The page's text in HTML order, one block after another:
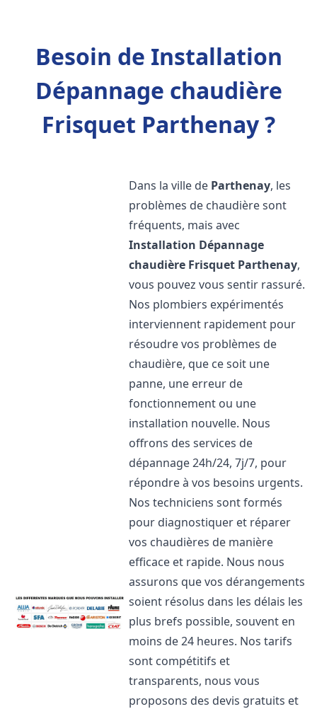
Besoin de Installation
Dépannage chaudière
Frisquet Parthenay ?
Dans la ville de Parthenay, les
problèmes de chaudière sont
fréquents, mais avec
Installation Dépannage
chaudière Frisquet Parthenay,
vous pouvez vous sentir rassuré.
Nos plombiers expérimentés
interviennent rapidement pour
résoudre vos problèmes de
chaudière, que ce soit une
panne, une erreur de
fonctionnement ou une
installation nouvelle. Nous
offrons des services de
dépannage 24h/24, 7j/7, pour
répondre à vos besoins urgents.
Nos techniciens sont formés
pour diagnostiquer et réparer
vos chaudières de manière
efficace et rapide. Nous nous
assurons que vos dérangements
soient résolus dans les délais les
plus brefs possible, souvent en
moins de 24 heures. Nos tarifs
sont compétitifs et
transparents, nous vous
proposons des devis gratuits et